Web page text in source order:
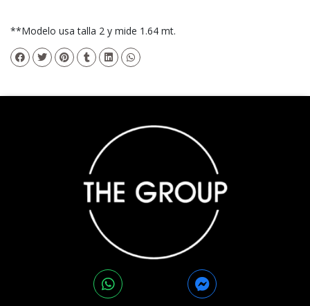
**Modelo usa talla 2 y mide 1.64 mt.